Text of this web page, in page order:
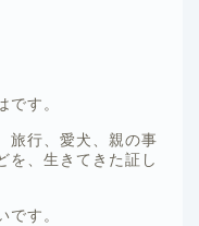
です。
旅行、愛犬、親の事
を、生きてきた証し
です。